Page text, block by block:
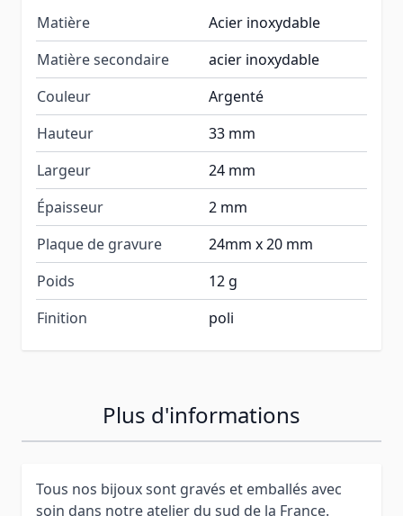
Matière
Acier inoxydable
Matière secondaire
acier inoxydable
Couleur
Argenté
Hauteur
33 mm
Largeur
24 mm
Épaisseur
2 mm
Plaque de gravure
24mm x 20 mm
Poids
12 g
Finition
poli
Plus d'informations
Tous nos bijoux sont gravés et emballés avec
soin dans notre atelier du sud de la France.